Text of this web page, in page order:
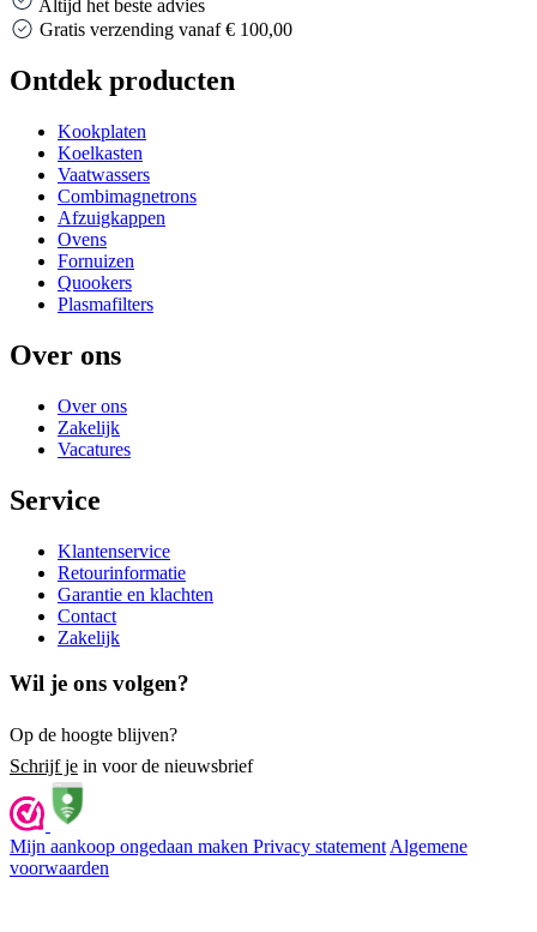
Altijd het beste advies
Altijd het beste advies
Ontdek producten
Kookplaten
Koelkasten
Vaatwassers
Combimagnetrons
Afzuigkappen
Ovens
Fornuizen
Quookers
Plasmafilters
Over ons
Over ons
Zakelijk
Vacatures
Service
Klantenservice
Retourinformatie
Garantie en klachten
Contact
Zakelijk
Wil je ons volgen?
Op de hoogte blijven?
Schrijf je in voor de nieuwsbrief
Mijn aankoop ongedaan maken Privacy statement Algemene
voorwaarden